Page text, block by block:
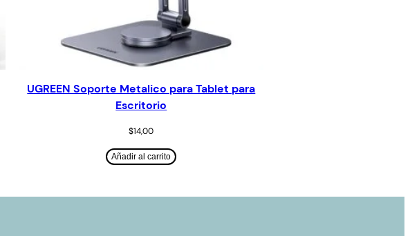
UGREEN Soporte Metalico para Tablet para
Escritorio
$14,00
Añadir al carrito